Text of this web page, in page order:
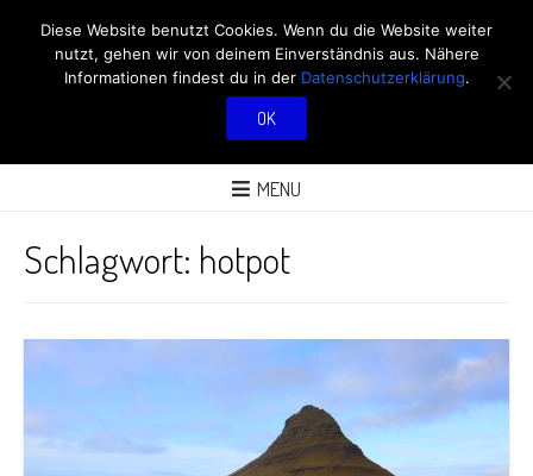
RÖBÜS OUTDOOR
BLOG
MENU
Schlagwort: hotpot
Diese Website benutzt Cookies. Wenn du die Website weiter
nutzt, gehen wir von deinem Einverständnis aus. Nähere
Informationen findest du in der Datenschutzerklärung.
OK